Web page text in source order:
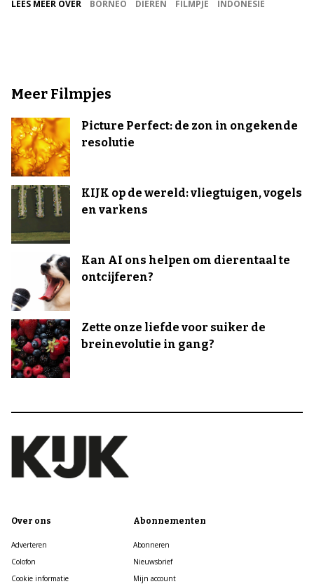
LEES MEER OVER BORNEO DIEREN FILMPJE INDONESIË
Meer Filmpjes
Picture Perfect: de zon in ongekende
resolutie
KIJK op de wereld: vliegtuigen, vogels
en varkens
Kan AI ons helpen om dierentaal te
ontcijferen?
Zette onze liefde voor suiker de
breinevolutie in gang?
Over ons
Adverteren
Colofon
Cookie informatie
Abonnementen
Abonneren
Nieuwsbrief
Mijn account